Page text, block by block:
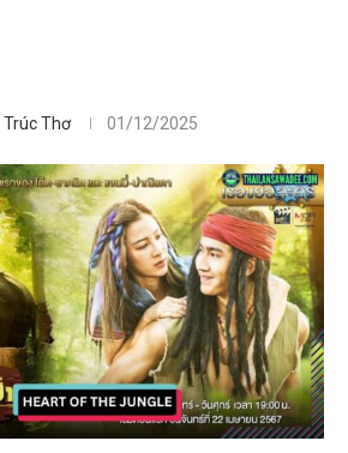
Trúc Thơ 01/12/2025